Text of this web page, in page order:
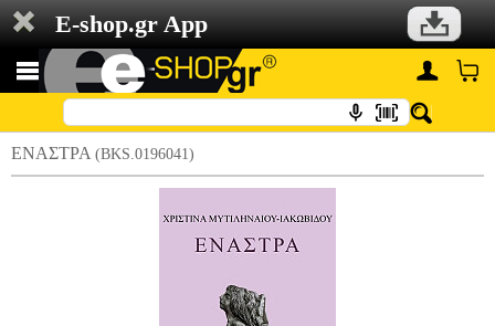
E-shop.gr App
ΕΝΑΣΤΡΑ (BKS.0196041)